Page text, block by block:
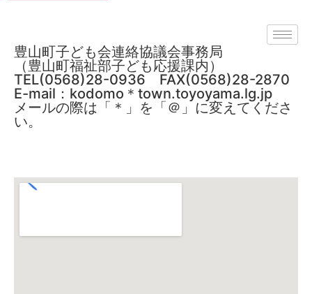
豊山町子ども会連絡協議会事務局
（豊山町福祉部子ども応援課内）
TEL(0568)28-0936 FAX(0568)28-2870
E-mail：kodomo＊town.toyoyama.lg.jp
メールの際は「＊」を「＠」に変えてくださ
い。